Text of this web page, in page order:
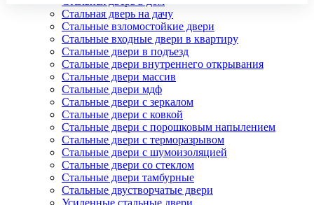
Стальная дверь на дачу
Стальные взломостойкие двери
Стальные входные двери в квартиру
Стальные двери в подъезд
Стальные двери внутреннего открывания
Стальные двери массив
Стальные двери мдф
Стальные двери с зеркалом
Стальные двери с ковкой
Стальные двери с порошковым напылением
Стальные двери с терморазрывом
Стальные двери с шумоизоляцией
Стальные двери со стеклом
Стальные двери тамбурные
Стальные двустворчатые двери
Усиленные стальные двери
использования систем аналитики (например,
Яндекс.Метрика), в соответствии с нашей
обработки персональных данных.
Если вы не хотите, чтобы ваши данные обрабатывались,
настройте ограничения в браузере или покиньте сайт.